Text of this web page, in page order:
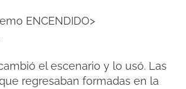
ENCENDIDO>
el escenario y lo usó. Las
regresaban formadas en la